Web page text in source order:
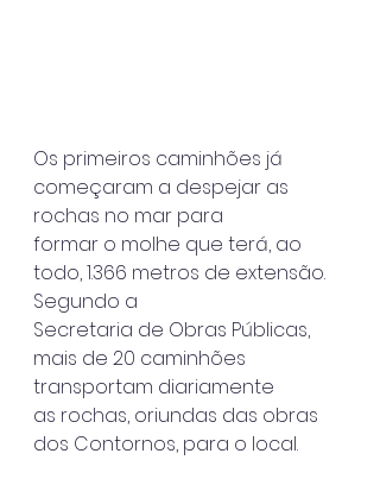
Os primeiros caminhões já
começaram a despejar as
rochas no mar para
formar o molhe que terá, ao
todo, 1.366 metros de extensão.
Segundo a
Secretaria de Obras Públicas,
mais de 20 caminhões
transportam diariamente
as rochas, oriundas das obras
dos Contornos, para o local.